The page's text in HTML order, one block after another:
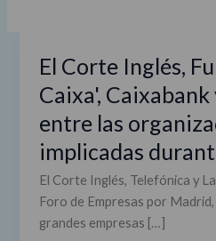
El Corte Inglés,
Caixa',
entre las
implicadas
El Corte Inglés, Telefónica y
Foro de Empresas por
grandes empresas […]
El
Inglés,
Fundación
'la
Caixa',
Caixabank
y
Telefónica,